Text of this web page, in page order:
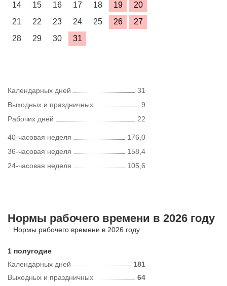
14
15 16 17 18 19
20
21
22 23 24 25 26
27
28
29 30 31
Календарных дней
31
Выходных и праздничных
9
Рабочих дней
22
40-часовая неделя
176,0
36-часовая неделя
158,4
24-часовая неделя
105,6
Нормы рабочего времени в 2026 году
Нормы рабочего времени в 2026 году
1 полугодие
Календарных дней
181
Выходных и праздничных 64